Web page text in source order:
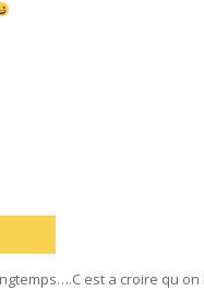
est a croire qu on